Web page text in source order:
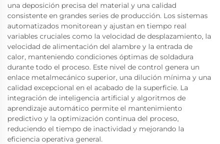
una deposición precisa del material y una calidad
consistente en grandes series de producción. Los sistemas
automatizados monitorean y ajustan en tiempo real
variables cruciales como la velocidad de desplazamiento, la
velocidad de alimentación del alambre y la entrada de
calor, manteniendo condiciones óptimas de soldadura
durante todo el proceso. Este nivel de control genera un
enlace metalmecánico superior, una dilución mínima y una
calidad excepcional en el acabado de la superficie. La
integración de inteligencia artificial y algoritmos de
aprendizaje automático permite el mantenimiento
predictivo y la optimización continua del proceso,
reduciendo el tiempo de inactividad y mejorando la
eficiencia operativa general.